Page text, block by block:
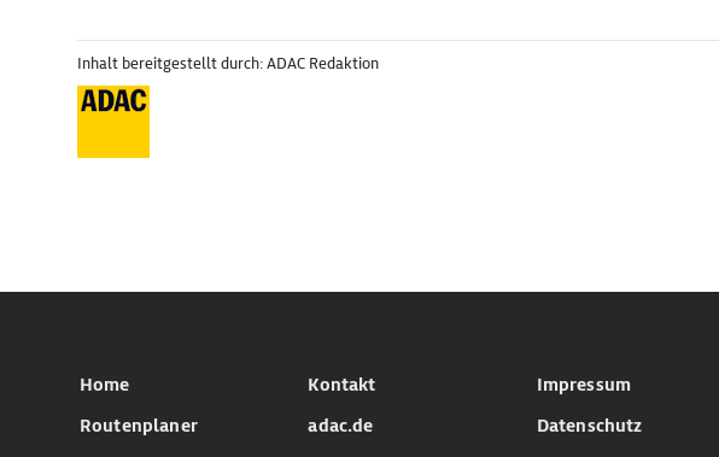
Inhalt bereitgestellt durch: ADAC Redaktion
Home
Routenplaner
Kontakt
adac.de
Impressum
Datenschutz